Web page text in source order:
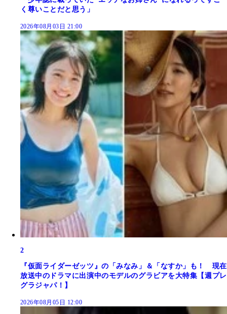
く尊いことだと思う」
2026年08月03日 21:00
2
『仮面ライダーゼッツ』の「みなみ」＆「なすか」も！ 現在
放送中のドラマに出演中のモデルのグラビアを大特集【週プレ
グラジャパ！】
2026年08月05日 12:00